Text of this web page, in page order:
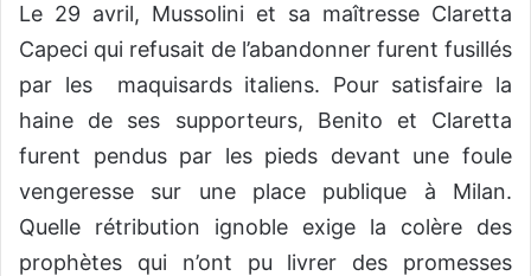
Le 29 avril, Mussolini et sa maîtresse Claretta
Capeci qui refusait de l’abandonner furent fusillés
par les maquisards italiens. Pour satisfaire la
haine de ses supporteurs, Benito et Claretta
furent pendus par les pieds devant une foule
vengeresse sur une place publique à Milan.
Quelle rétribution ignoble exige la colère des
prophètes qui n’ont pu livrer des promesses